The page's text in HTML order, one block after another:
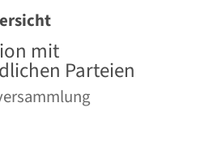
mit
Parteien